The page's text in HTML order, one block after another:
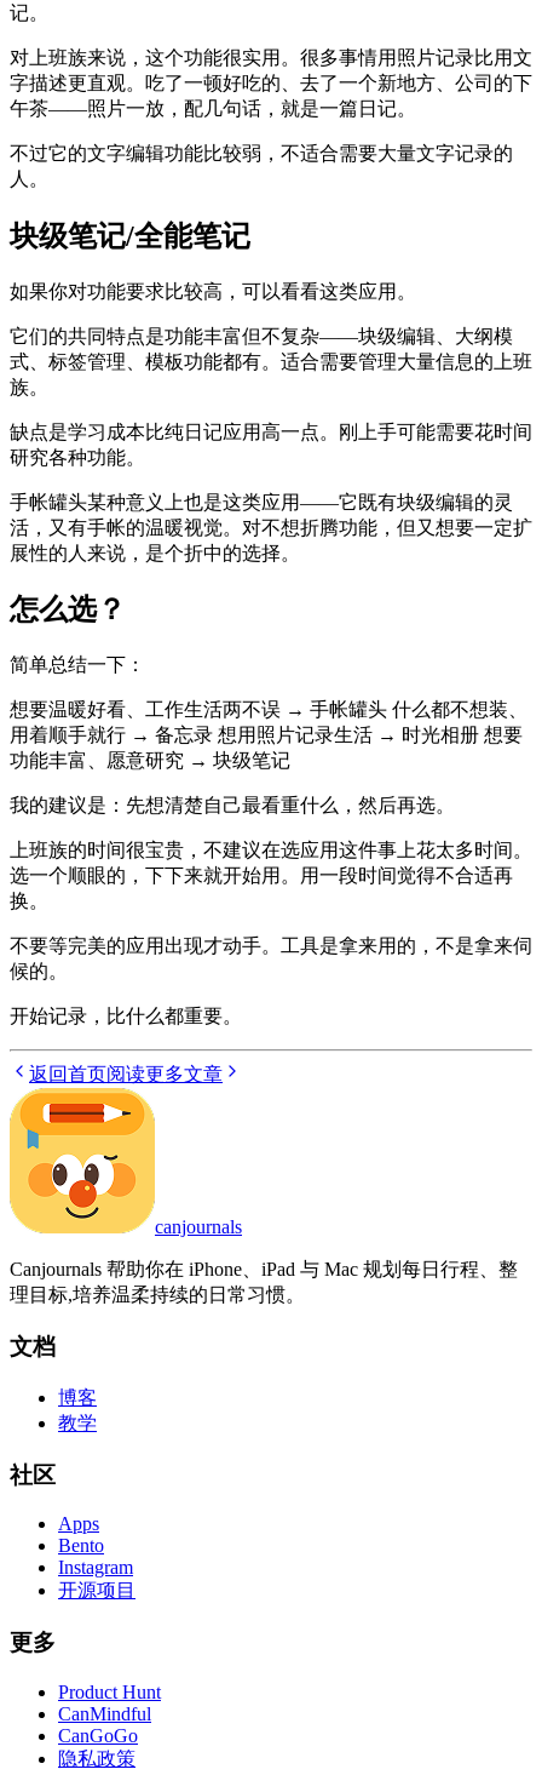
记。
对上班族来说，这个功能很实用。很多事情用照片记录比用文
字描述更直观。吃了一顿好吃的、去了一个新地方、公司的下
午茶——照片一放，配几句话，就是一篇日记。
不过它的文字编辑功能比较弱，不适合需要大量文字记录的
人。
块级笔记/全能笔记
如果你对功能要求比较高，可以看看这类应用。
它们的共同特点是功能丰富但不复杂——块级编辑、大纲模
式、标签管理、模板功能都有。适合需要管理大量信息的上班
族。
缺点是学习成本比纯日记应用高一点。刚上手可能需要花时间
研究各种功能。
手帐罐头某种意义上也是这类应用——它既有块级编辑的灵
活，又有手帐的温暖视觉。对不想折腾功能，但又想要一定扩
展性的人来说，是个折中的选择。
怎么选？
简单总结一下：
想要温暖好看、工作生活两不误 → 手帐罐头 什么都不想装、
用着顺手就行 → 备忘录 想用照片记录生活 → 时光相册 想要
功能丰富、愿意研究 → 块级笔记
我的建议是：先想清楚自己最看重什么，然后再选。
上班族的时间很宝贵，不建议在选应用这件事上花太多时间。
选一个顺眼的，下下来就开始用。用一段时间觉得不合适再
换。
不要等完美的应用出现才动手。工具是拿来用的，不是拿来伺
候的。
开始记录，比什么都重要。
返回首页阅读更多文章
canjournals
Canjournals 帮助你在 iPhone、iPad 与 Mac 规划每日行程、整
理目标,培养温柔持续的日常习惯。
文档
博客
教学
社区
Apps
Bento
Instagram
开源项目
更多
Product Hunt
CanMindful
CanGoGo
隐私政策